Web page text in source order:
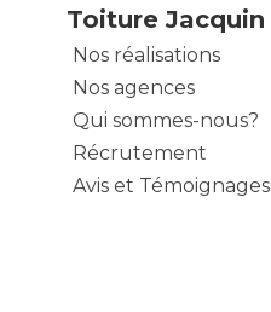
Toiture Jacquin
Nos réalisations
Nos agences
Qui sommes-nous?
Récrutement
Avis et Témoignages